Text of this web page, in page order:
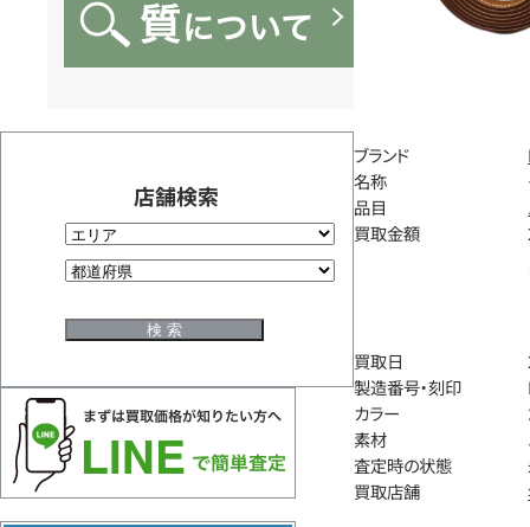
店舗検索
ブランド
名称
品目
買取金額
買取日
製造番号・刻印
カラー
素材
査定時の状態
買取店舗